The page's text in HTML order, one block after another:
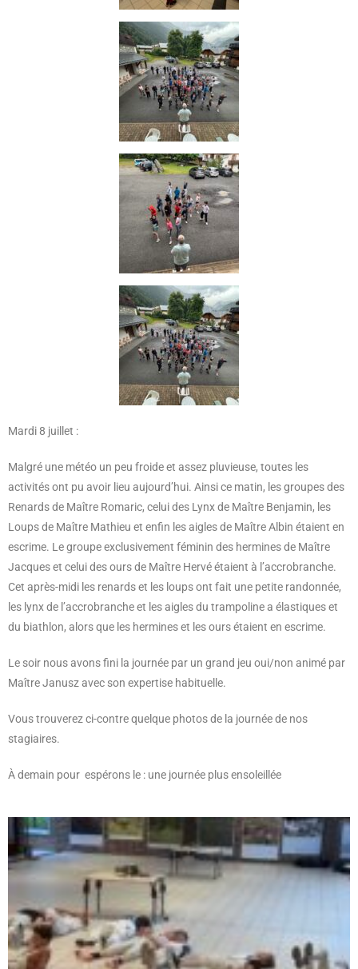
Mardi 8 juillet :
Malgré une météo un peu froide et assez pluvieuse, toutes les
activités ont pu avoir lieu aujourd’hui. Ainsi ce matin, les groupes des
Renards de Maître Romaric, celui des Lynx de Maître Benjamin, les
Loups de Maître Mathieu et enfin les aigles de Maître Albin étaient en
escrime. Le groupe exclusivement féminin des hermines de Maître
Jacques et celui des ours de Maître Hervé étaient à l’accrobranche.
Cet après-midi les renards et les loups ont fait une petite randonnée,
les lynx de l’accrobranche et les aigles du trampoline a élastiques et
du biathlon, alors que les hermines et les ours étaient en escrime.
Le soir nous avons fini la journée par un grand jeu oui/non animé par
Maître Janusz avec son expertise habituelle.
Vous trouverez ci-contre quelque photos de la journée de nos
stagiaires.
À demain pour espérons le : une journée plus ensoleillée